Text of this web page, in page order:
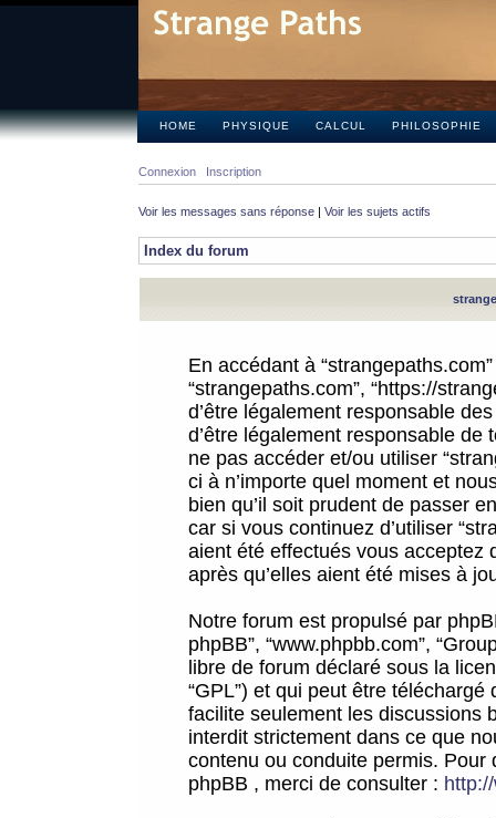
HOME PHYSIQUE CALCUL PHILOSOPHIE
Connexion Inscription
Voir les messages sans réponse | Voir les sujets actifs
Index du forum
En accédant à
“strangepaths.com”, “https://
d’être légalement responsable
d’être légalement responsable
ne pas accéder et/ou utiliser
ci à n’importe quel moment et
bien qu’il soit prudent de passer
car si vous continuez d’utiliser
aient été effectués vous acceptez
après qu’elles aient été mises à
Notre forum est propulsé par
phpBB”, “www.phpbb.com”,
libre de forum déclaré sous la
“GPL”) et qui peut être téléchargé
facilite seulement les discussions
interdit strictement dans ce que
contenu ou conduite permis.
phpBB , merci de consulter :